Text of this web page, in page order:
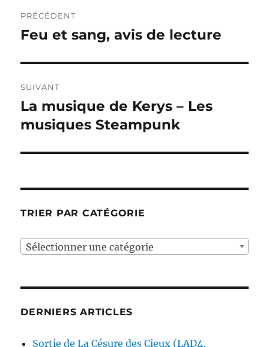
de
PRÉCÉDENT
Publication
Feu et sang, avis de lecture
SUIVANT
Publication
suivante :
La musique de Kerys – Les
musiques Steampunk
TRIER PAR CATÉGORIE
Sélectionner une catégorie
DERNIERS ARTICLES
Sortie de La Césure des Cieux (LAD4,